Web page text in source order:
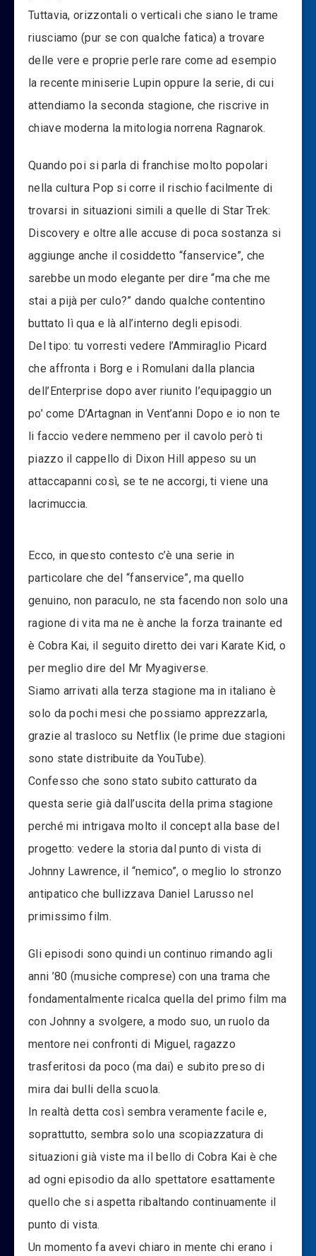
Tuttavia, orizzontali o verticali che siano le trame
riusciamo (pur se con qualche fatica) a trovare
delle vere e proprie perle rare come ad esempio
la recente miniserie Lupin oppure la serie, di cui
attendiamo la seconda stagione, che riscrive in
chiave moderna la mitologia norrena Ragnarok.
Quando poi si parla di franchise molto popolari
nella cultura Pop si corre il rischio facilmente di
trovarsi in situazioni simili a quelle di Star Trek:
Discovery e oltre alle accuse di poca sostanza si
aggiunge anche il cosiddetto “fanservice”, che
sarebbe un modo elegante per dire “ma che me
stai a pijà per culo?” dando qualche contentino
buttato lì qua e là all’interno degli episodi.
Del tipo: tu vorresti vedere l’Ammiraglio Picard
che affronta i Borg e i Romulani dalla plancia
dell’Enterprise dopo aver riunito l’equipaggio un
po’ come D’Artagnan in Vent’anni Dopo e io non te
li faccio vedere nemmeno per il cavolo però ti
piazzo il cappello di Dixon Hill appeso su un
attaccapanni così, se te ne accorgi, ti viene una
lacrimuccia.
Ecco, in questo contesto c’è una serie in
particolare che del “fanservice”, ma quello
genuino, non paraculo, ne sta facendo non solo una
ragione di vita ma ne è anche la forza trainante ed
è Cobra Kai, il seguito diretto dei vari Karate Kid, o
per meglio dire del Mr Myagiverse.
Siamo arrivati alla terza stagione ma in italiano è
solo da pochi mesi che possiamo apprezzarla,
grazie al trasloco su Netflix (le prime due stagioni
sono state distribuite da YouTube).
Confesso che sono stato subito catturato da
questa serie già dall’uscita della prima stagione
perché mi intrigava molto il concept alla base del
progetto: vedere la storia dal punto di vista di
Johnny Lawrence, il “nemico”, o meglio lo stronzo
antipatico che bullizzava Daniel Larusso nel
primissimo film.
Gli episodi sono quindi un continuo rimando agli
anni ’80 (musiche comprese) con una trama che
fondamentalmente ricalca quella del primo film ma
con Johnny a svolgere, a modo suo, un ruolo da
mentore nei confronti di Miguel, ragazzo
trasferitosi da poco (ma dai) e subito preso di
mira dai bulli della scuola.
In realtà detta così sembra veramente facile e,
soprattutto, sembra solo una scopiazzatura di
situazioni già viste ma il bello di Cobra Kai è che
ad ogni episodio da allo spettatore esattamente
quello che si aspetta ribaltando continuamente il
punto di vista.
Un momento fa avevi chiaro in mente chi erano i